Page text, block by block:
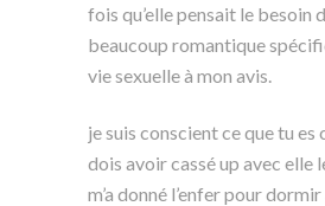
fois qu’elle pensait le besoin
beaucoup romantique
vie sexuelle à mon avis.
je suis conscient ce que tu es
dois avoir cassé up avec elle
m’a donné l’enfer pour